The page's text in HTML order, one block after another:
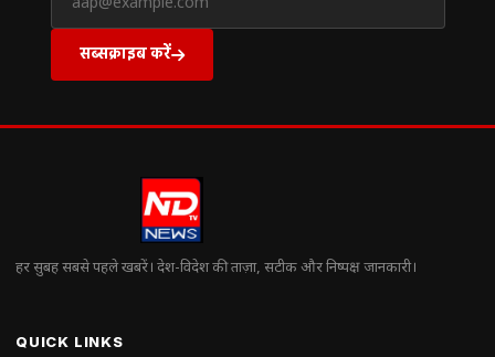
सब्सक्राइब करें
हर सुबह सबसे पहले खबरें। देश-विदेश की ताज़ा, सटीक और निष्पक्ष जानकारी।
QUICK LINKS